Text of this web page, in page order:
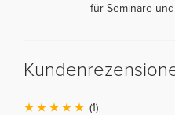
für Seminare
(1)